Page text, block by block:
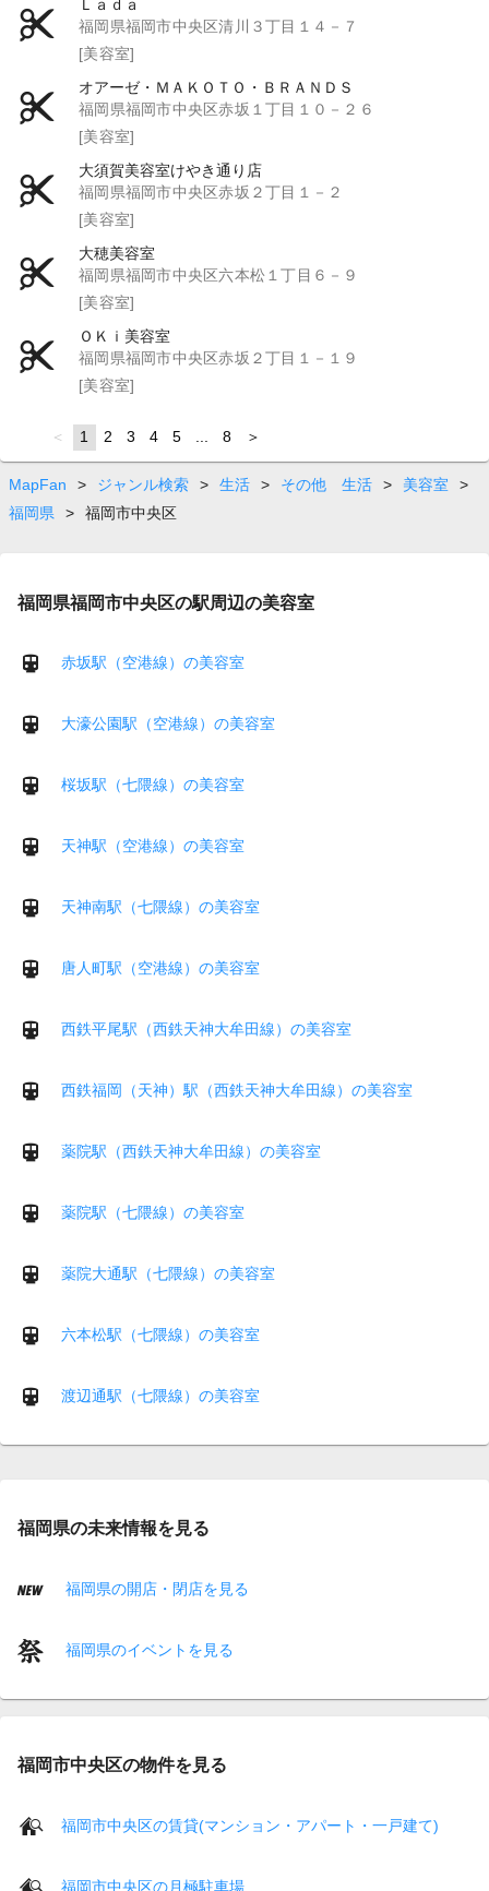
Ｌａｄａ
福岡県福岡市中央区清川３丁目１４－７
[美容室]
オアーゼ・ＭＡＫＯＴＯ・ＢＲＡＮＤＳ
福岡県福岡市中央区赤坂１丁目１０－２６
[美容室]
大須賀美容室けやき通り店
福岡県福岡市中央区赤坂２丁目１－２
[美容室]
大穂美容室
福岡県福岡市中央区六本松１丁目６－９
[美容室]
ＯＫｉ美容室
福岡県福岡市中央区赤坂２丁目１－１９
[美容室]
page
You're
on
page
1 page
2 page
3 page
4 page
5 page
... page
8 page
MapFan > ジャンル検索 > 生活 > その他 生活 > 美容室
>
福岡県
> 福岡市中央区
福岡県福岡市中央区の駅周辺の美容室
赤坂駅（空港線）の美容室
大濠公園駅（空港線）の美容室
桜坂駅（七隈線）の美容室
天神駅（空港線）の美容室
天神南駅（七隈線）の美容室
唐人町駅（空港線）の美容室
西鉄平尾駅（西鉄天神大牟田線）の美容室
西鉄福岡（天神）駅（西鉄天神大牟田線）の美容室
薬院駅（西鉄天神大牟田線）の美容室
薬院駅（七隈線）の美容室
薬院大通駅（七隈線）の美容室
六本松駅（七隈線）の美容室
渡辺通駅（七隈線）の美容室
福岡県の未来情報を見る
福岡県の開店・閉店を見る
福岡県のイベントを見る
福岡市中央区の物件を見る
福岡市中央区の賃貸(マンション・アパート・一戸建て)
福岡市中央区の月極駐車場